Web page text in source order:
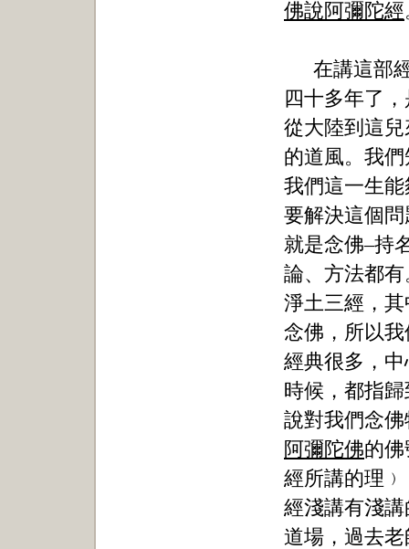
佛說阿彌陀經
在講這部
四十多年了
從大陸到這
的道風。我
我們這一生
要解決這個
就是念佛–持
論、方法都
淨土三經，
念佛，所以
經典很多，
時候，都指
說對我們念
阿彌陀佛的
經所講的理
經淺講有淺
道場，過去